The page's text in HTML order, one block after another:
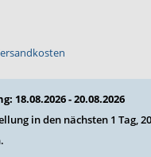
18.08.2026 - 20.08.2026
in den nächsten 1 Tag,
.